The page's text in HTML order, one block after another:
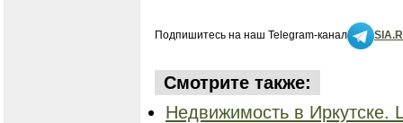
Подпишитесь на наш Telegram-канал
Смотрите также:
Недвижимость в Иркутске.